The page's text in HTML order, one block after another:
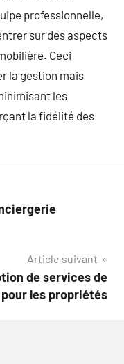
professionnelle,
sur des aspects
Ceci
la gestion mais
les
la fidélité des
Article suivant
de services de
les propriétés